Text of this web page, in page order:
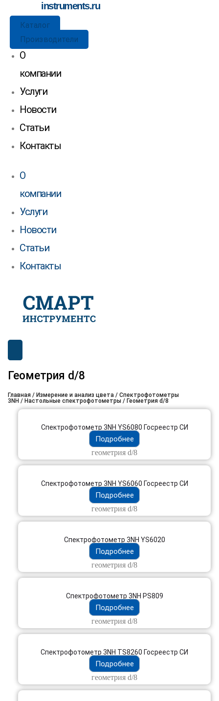
instruments.ru
Каталог
Производители
О
компании
Услуги
Новости
Статьи
Контакты
О
компании
Услуги
Новости
Статьи
Контакты
Геометрия d/8
Главная / Измерение и анализ цвета / Спектрофотометры
3NH / Настольные спектрофотометры / Геометрия d/8
Cпектрофотометр 3NH YS6080 Госреестр СИ
Подробнее
геометрия d/8
Cпектрофотометр 3NH YS6060 Госреестр СИ
Подробнее
геометрия d/8
Cпектрофотометр 3NH YS6020
Подробнее
геометрия d/8
Спектрофотометр 3NH PS809
Подробнее
геометрия d/8
Cпектрофотометр 3NH TS8260 Госреестр СИ
Подробнее
геометрия d/8